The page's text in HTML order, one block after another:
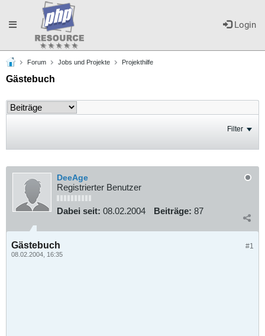
Login
Toggle
navigation
Forum Jobs und Projekte Projekthilfe
Gästebuch
Filter
DeeAge
Registrierter Benutzer
Dabei seit: 08.02.2004 Beiträge: 87
#1
Gästebuch
08.02.2004, 16:35